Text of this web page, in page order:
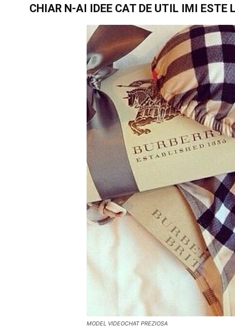
CHIAR N-AI IDEE CAT DE UTIL IMI ESTE
MODEL VIDEOCHAT PREZIOSA